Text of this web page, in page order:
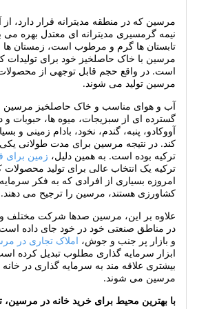
مرسین که در منطقه مدیترانه قرار دارد،
نیمه گرمسیری مدیترانه ای معتدل بهره می
تابستان ها گرم و مرطوب است، زمستان ها
مرسین با خاک حاصلخیز خود برای تولیدات
است. در واقع حجم قابل توجهی از
مرسین تولید می شوند.
آب و هوای مناسب و خاک حاصلخیز مرسین
گسترده ای از سبزیجات، میوه ها، حبوبات و
آووکادو، پنبه، گندم، نخود، بادام زمینی و
کند. در نتیجه مرسین برای مدت طولانی
ترکیه بوده است. به همین دلیل، زمین
ترکیه یک انتخاب عالی برای تولید
امروزه بسیاری از افرادی که به فکر
کشاورزی هستند، مرسین را ترجیح می دهند.
علاوه بر این، مرسین صدها شرکت مختلف و
در مناطق صنعتی خود در خود جای داده
و بازار پر جنب و جوش،املاک تجاری در
ابزار سرمایه گذاری مطلوب تبدیل کرده
بیشتری علاقه مند به سرمایه گذاری در
مرسین می شوند.
با بهترین محیط برای خرید خانه در مرسین،